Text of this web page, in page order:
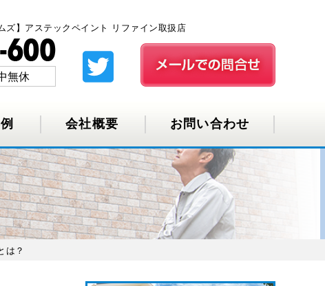
】アステックペイント リファイン取扱店
無休
会社概要 お問い合わせ
は？